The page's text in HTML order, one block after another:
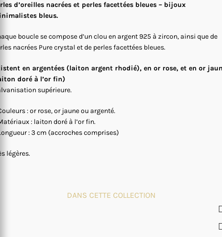
d’oreilles nacrées et perles facettées bleues – bijoux
bleus.
boucle se compose d’un clou en argent 925 à zircon, ainsi que de
nacrées Pure crystal et de perles facettées bleues.
en argentées (laiton argent rhodié), en or rose, et en or
doré à l’or fin)
supérieure.
: or rose, or jaune ou argenté.
: laiton doré à l’or fin.
: 3 cm (accroches comprises)
légères.
DANS CETTE COLLECTION